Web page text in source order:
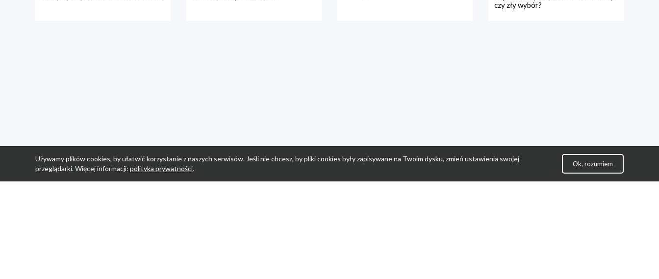
czy zły wybór?
Używamy plików cookies, by ułatwić korzystanie z naszych serwisów. Jeśli nie chcesz, by pliki cookies były zapisywane na Twoim dysku, zmień ustawienia swojej
przeglądarki. Więcej informacji: polityka prywatności.
Ok, rozumiem